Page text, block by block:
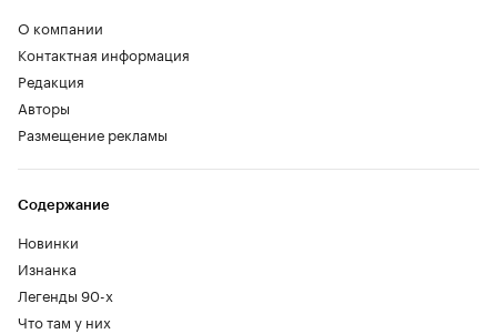
О компании
Контактная информация
Редакция
Авторы
Размещение рекламы
Содержание
Новинки
Изнанка
Легенды 90-х
Что там у них